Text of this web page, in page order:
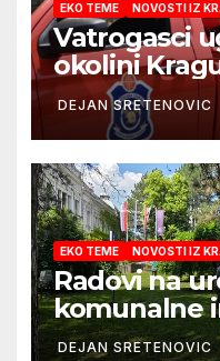
EKO TEME NOVOSTI IZ
Vatrogasci
okolini
DEJAN SRETENOVIC
EKO TEME NOVOSTI IZ
Radovi na
komunalne
DEJAN SRETENOVIC